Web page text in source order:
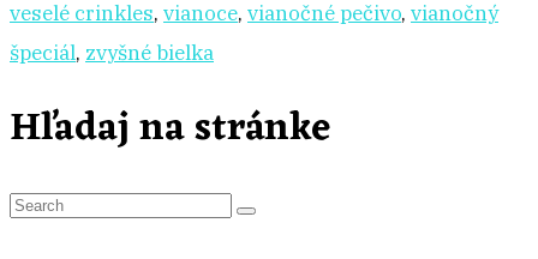
veselé crinkles, vianoce, vianočné pečivo, vianočný
špeciál, zvyšné bielka
Hľadaj na stránke
S